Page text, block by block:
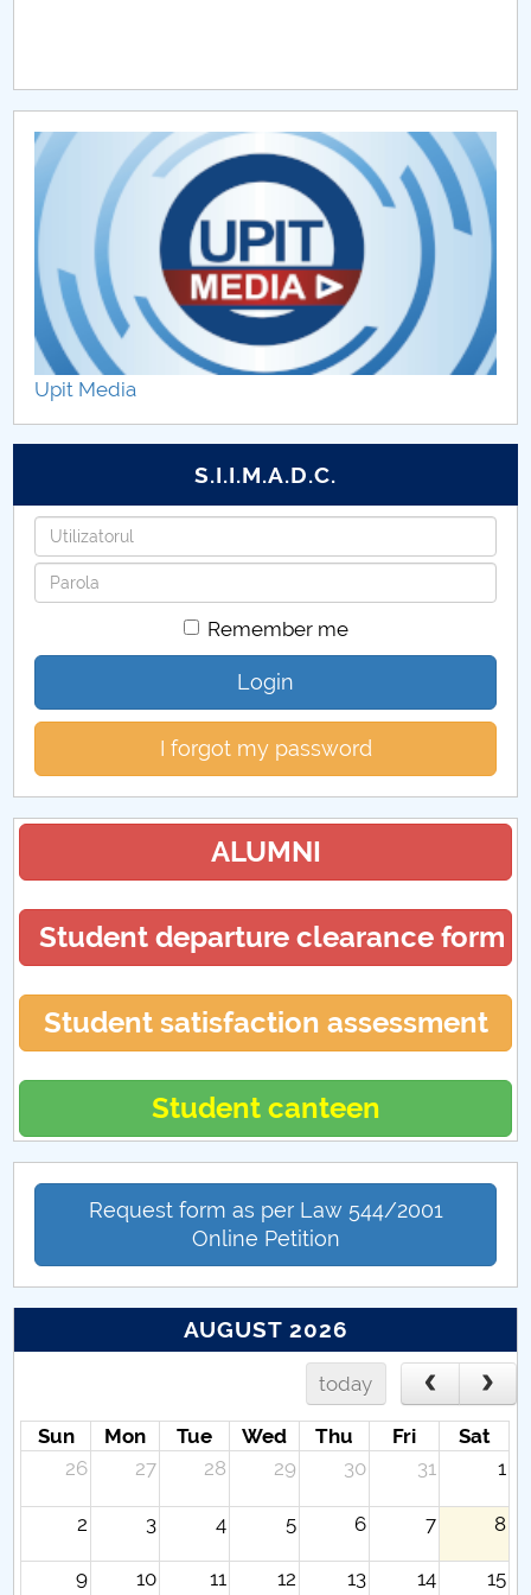
Upit Media
S.I.I.M.A.D.C.
Username
Password
Remember me
Login
I forgot my password
ALUMNI
Student departure clearance form
Student satisfaction assessment
Student canteen
Request form as per Law 544/2001
Online Petition
AUGUST 2026
today
Sun Mon Tue Wed Thu Fri
Sat
26
27 28 29 30 31 1
2 3 4 5 6 7 8
9 10 11 12 13 14 15